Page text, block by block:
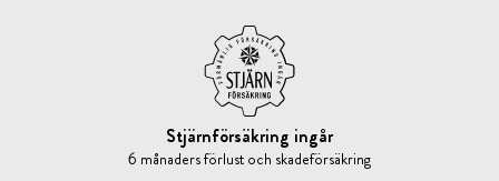
Stjärnförsäkring ingår
6 månaders förlust och skadeförsäkring